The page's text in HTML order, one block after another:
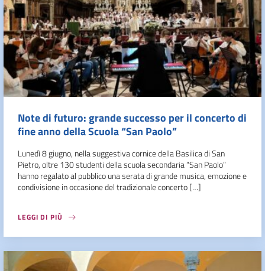
Note di futuro: grande successo per il concerto di
fine anno della Scuola “San Paolo”
Lunedì 8 giugno, nella suggestiva cornice della Basilica di San
Pietro, oltre 130 studenti della scuola secondaria “San Paolo”
hanno regalato al pubblico una serata di grande musica, emozione e
condivisione in occasione del tradizionale concerto […]
LEGGI DI PIÙ